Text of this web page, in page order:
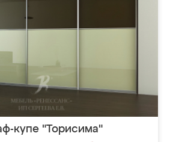
купе "Торисима"